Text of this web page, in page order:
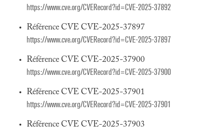
https://www.cve.org/CVERecord?id=CVE-2025-37892
Référence CVE CVE-2025-37897
https://www.cve.org/CVERecord?id=CVE-2025-37897
Référence CVE CVE-2025-37900
https://www.cve.org/CVERecord?id=CVE-2025-37900
Référence CVE CVE-2025-37901
https://www.cve.org/CVERecord?id=CVE-2025-37901
Référence CVE CVE-2025-37903